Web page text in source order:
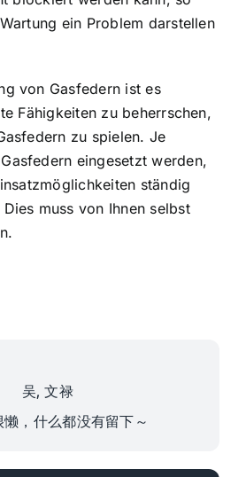
ein Problem darstellen
von Gasfedern ist es
Fähigkeiten zu beherrschen,
zu spielen. Je
eingesetzt werden,
ständig
muss von Ihnen selbst
吴, 文禄
，什么都没有留下～